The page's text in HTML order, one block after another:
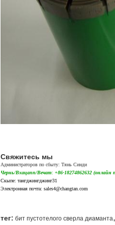
Свяжитесь мы
Администраторов по сбыту: Тянь Синди
Чернь/Вхацапп/Вечат: +86-18274862632 (онлайн
Скыпе: тангджингджинг31
Электронная почта: sales4@changtan.com
тег: бит пустотелого сверла диаманта,